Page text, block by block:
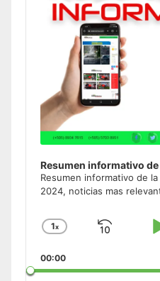
Resumen informativo de
Resumen informativo de la
2024, noticias mas
Change
Rate
1x
Skip
00:00